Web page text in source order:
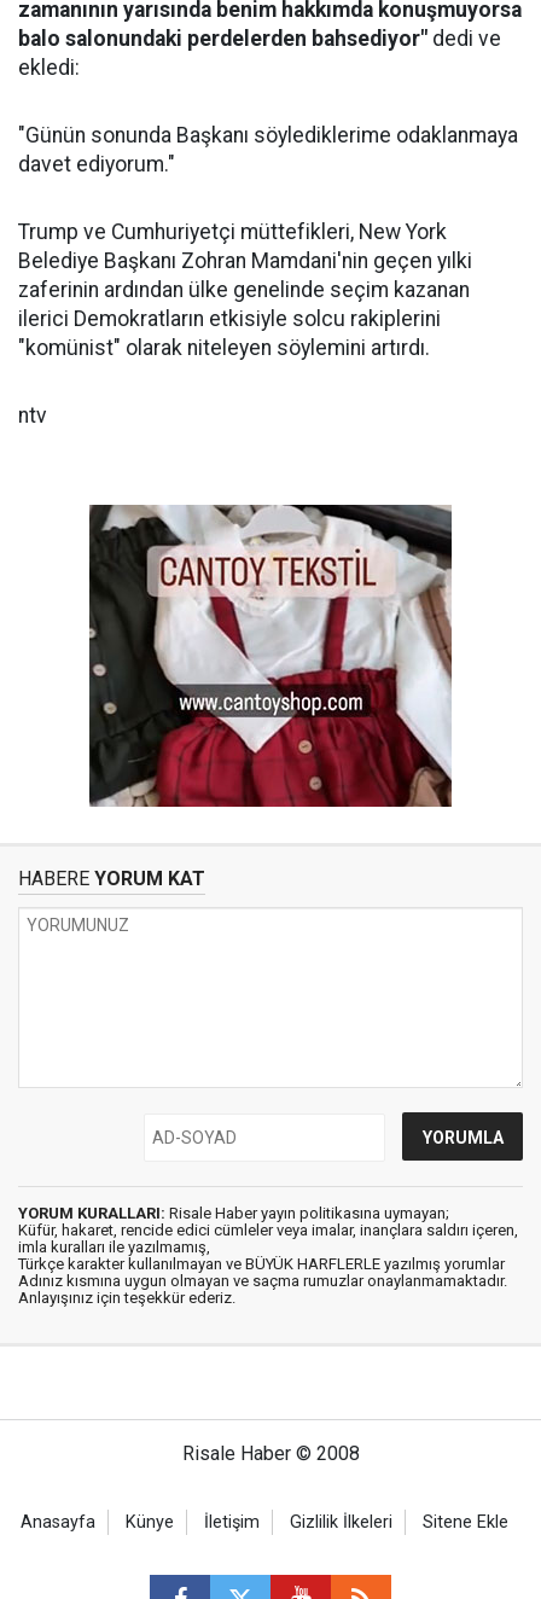
zamanının yarısında benim hakkımda konuşmuyorsa
balo salonundaki perdelerden bahsediyor" dedi ve
ekledi:
"Günün sonunda Başkanı söylediklerime odaklanmaya
davet ediyorum."
Trump ve Cumhuriyetçi müttefikleri, New York
Belediye Başkanı Zohran Mamdani'nin geçen yılki
zaferinin ardından ülke genelinde seçim kazanan
ilerici Demokratların etkisiyle solcu rakiplerini
"komünist" olarak niteleyen söylemini artırdı.
ntv
HABERE YORUM KAT
YORUM KURALLARI: Risale Haber yayın politikasına uymayan;
Küfür, hakaret, rencide edici cümleler veya imalar, inançlara saldırı içeren,
imla kuralları ile yazılmamış,
Türkçe karakter kullanılmayan ve BÜYÜK HARFLERLE yazılmış yorumlar
Adınız kısmına uygun olmayan ve saçma rumuzlar onaylanmamaktadır.
Anlayışınız için teşekkür ederiz.
Risale Haber © 2008
Anasayfa Künye İletişim Gizlilik İlkeleri Sitene Ekle